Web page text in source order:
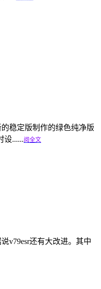
的稳定版制作的绿色纯净版
设......阅全文
v79esr还有大改进。其中